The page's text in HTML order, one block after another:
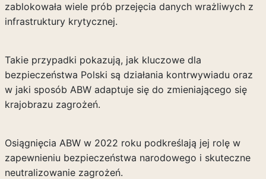
zablokowała wiele prób przejęcia danych wrażliwych z
infrastruktury krytycznej.
Takie przypadki pokazują, jak kluczowe dla
bezpieczeństwa Polski są działania kontrwywiadu oraz
w jaki sposób ABW adaptuje się do zmieniającego się
krajobrazu zagrożeń.
Osiągnięcia ABW w 2022 roku podkreślają jej rolę w
zapewnieniu bezpieczeństwa narodowego i skuteczne
neutralizowanie zagrożeń.